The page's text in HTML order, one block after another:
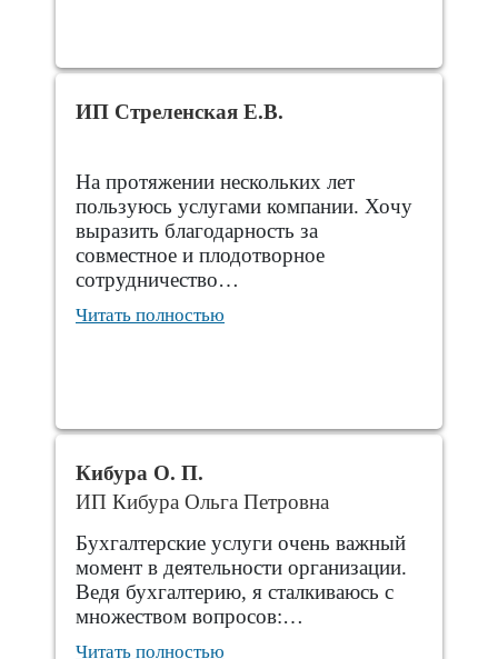
ИП Стреленская Е.В.
На протяжении нескольких лет
пользуюсь услугами компании. Хочу
выразить благодарность за
совместное и плодотворное
сотрудничество…
Читать полностью
Кибура О. П.
ИП Кибура Ольга Петровна
Бухгалтерские услуги очень важный
момент в деятельности организации.
Ведя бухгалтерию, я сталкиваюсь с
множеством вопросов:…
Читать полностью